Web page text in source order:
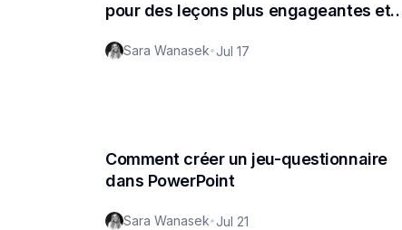
pour des leçons plus engageantes et
Sara Wanasek•Jul 17
Comment créer un jeu-questionnaire
dans PowerPoint
Sara Wanasek•Jul 21